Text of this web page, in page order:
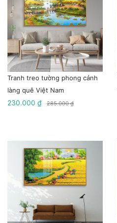
Tranh treo tường phong cảnh
làng quê Việt Nam
230.000 ₫ 285.000 ₫